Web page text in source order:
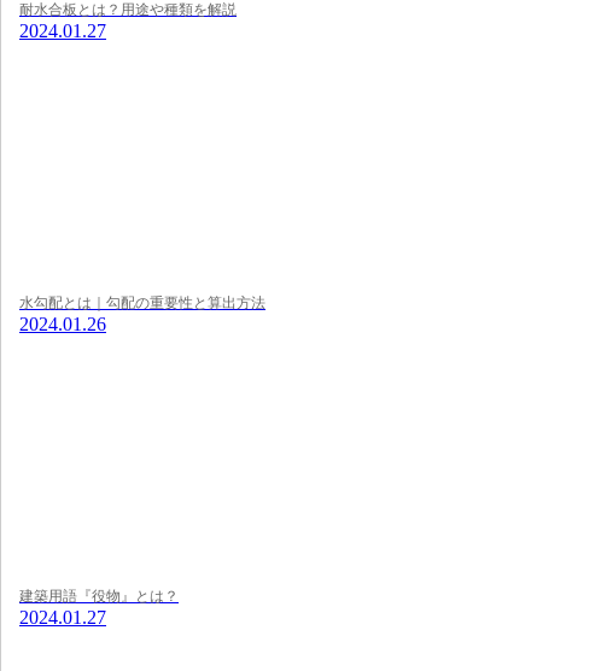
耐水合板とは？用途や種類を解説
2024.01.27
水勾配とは｜勾配の重要性と算出方法
2024.01.26
建築用語『役物』とは？
2024.01.27